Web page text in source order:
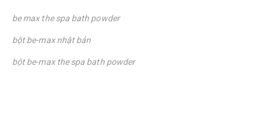
be max the spa bath powder
bột be-max nhật bản
bột be-max the spa bath powder